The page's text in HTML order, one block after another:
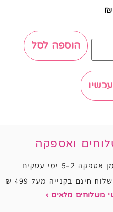
₪
הוספה לסל
ואספקה
אספקה 2–5 ימי עסקים
חינם בקנייה מעל 499 ₪
משלוחים מלאים ›